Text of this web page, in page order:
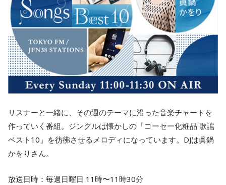
リスナーと一緒に、その週のテーマに沿った音楽チャートを
作っていく番組。ジングルは懐かしの「コーセー化粧品 歌謡
ベスト10」を彷彿させるメロディになっています。DJは眞鍋
かをりさん。
放送日時：毎週日曜日 11時〜11時30分